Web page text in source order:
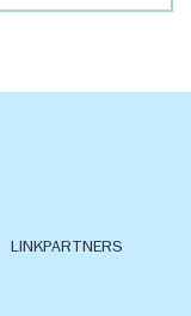
LINKPARTNERS